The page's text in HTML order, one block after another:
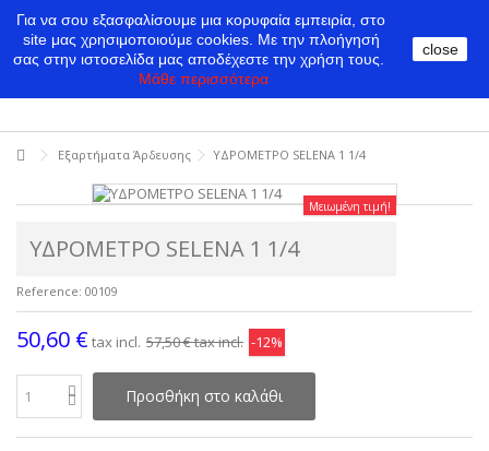
Εξαρτήματα Άρδευσης ΥΔΡΟΜΕΤΡΟ SELENA 1 1/4
Μειωμένη τιμή!
ΥΔΡΟΜΕΤΡΟ SELENA 1 1/4
Reference: 00109
50,60 €tax incl. 57,50 €tax incl. -12%
Προσθήκη στο καλάθι
Για να σου εξασφαλίσουμε μια κορυφαία εμπειρία, στο
site μας χρησιμοποιούμε cookies. Με την πλοήγησή
σας στην ιστοσελίδα μας αποδέχεστε την χρήση τους.
Μάθε περισσότερα
close